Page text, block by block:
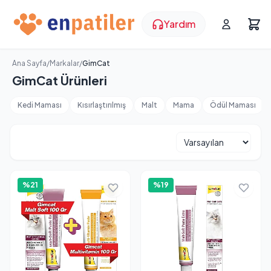
Yardım
Ana Sayfa/Markalar/GimCat
GimCat Ürünleri
Kedi Maması Kısırlaştırılmış Malt Mama Ödül Maması
%21 %19